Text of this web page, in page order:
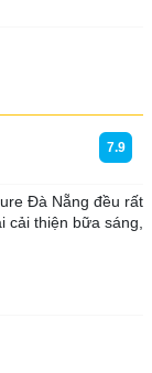
7.9
Đà Nẵng đều rất
cải thiện bữa sáng,